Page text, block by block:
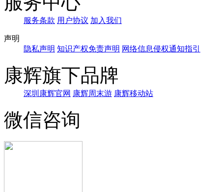
服务条款 用户协议 加入我们
声明
隐私声明 知识产权免责声明 网络信息侵权通知指引
康辉旗下品牌
深圳康辉官网 康辉周末游 康辉移动站
微信咨询